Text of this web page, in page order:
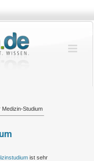
Studium
ist sehr